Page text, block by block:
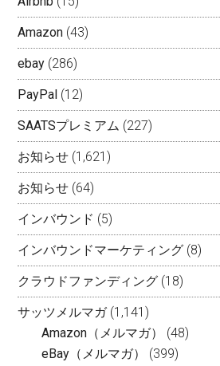
Amazon (43)
ebay (286)
PayPal (12)
SAATSプレミアム (227)
お知らせ (1,621)
お知らせ (64)
インバウンド (5)
インバウンドマーケティング (8)
クラウドファンディング (18)
サッツメルマガ(1,141)
Amazon（メルマガ）
(48)
eBay（メルマガ）
(399)